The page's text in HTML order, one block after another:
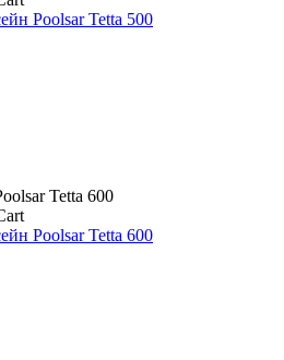
Poolsar Tetta 500
Poolsar Tetta 600